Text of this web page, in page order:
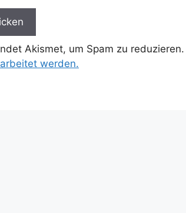
Akismet, um Spam zu reduzieren.
werden.